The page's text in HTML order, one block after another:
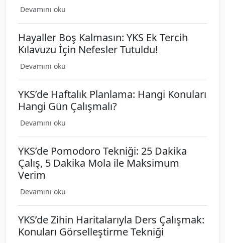
Devamını oku
Hayaller Boş Kalmasın: YKS Ek Tercih
Kılavuzu İçin Nefesler Tutuldu!
Devamını oku
YKS’de Haftalık Planlama: Hangi Konuları
Hangi Gün Çalışmalı?
Devamını oku
YKS’de Pomodoro Tekniği: 25 Dakika
Çalış, 5 Dakika Mola ile Maksimum
Verim
Devamını oku
YKS’de Zihin Haritalarıyla Ders Çalışmak:
Konuları Görselleştirme Tekniği